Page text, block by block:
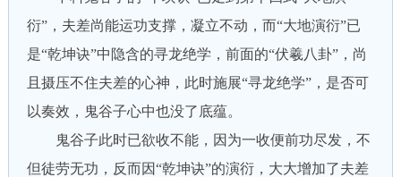
衍”，夫差尚能运功支撑，凝立不动，而“大地演衍”已
是“乾坤诀”中隐含的寻龙绝学，前面的“伏羲八卦”，尚
且摄压不住夫差的心神，此时施展“寻龙绝学”，是否可
以奏效，鬼谷子心中也没了底蕴。
鬼谷子此时已欲收不能，因为一收便前功尽发，不
但徒劳无功，反而因“乾坤诀”的演衍，大大增加了夫差